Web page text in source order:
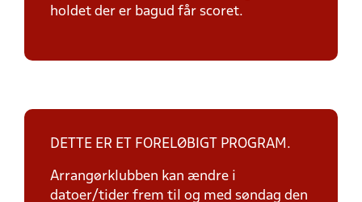
holdet der er bagud får scoret.
DETTE ER ET FORELØBIGT PROGRAM.
Arrangørklubben kan ændre i
datoer/tider frem til og med søndag den